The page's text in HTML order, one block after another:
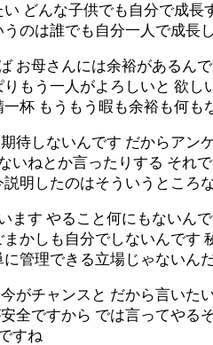
どんな子供でも自分で成
のは誰でも自分一人で成長
お母さんには余裕があるん
もう一人がよろしいと 欲
杯 もうもう暇も余裕も何も
待しないんです だからア
いねとか言ったりする それ
明したのはそういうところ
ます やること何にもないん
かしも自分でしないんで
管理できる立場じゃないん
がチャンスと だから言い
全ですから では言ってや
すね